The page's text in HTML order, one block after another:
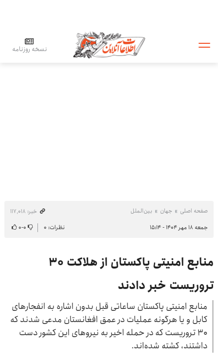
نسخه روزنامه
صفحه اصلی جهان بین‌الملل
خبر: ۱۱۷٬۰۱۸
جمعه ۱۸ مهر ۱۴۰۴ - ۱۵:۱۴
نظرات: ۰ ۰-۰
منابع امنیتی پاکستان از هلاکت ۳۰
تروریست خبر دادند
منابع امنیتی پاکستان ساعاتی قبل بدون اشاره به انفجارهای
کابل و یا هرگونه عملیات در عمق افغانستان مدعی شدند که
۳۰ تروریست که در حمله اخیر به نیروهای این کشور دست
داشتند، کشته شده‌اند.